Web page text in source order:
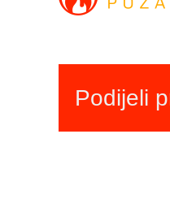
Podijeli